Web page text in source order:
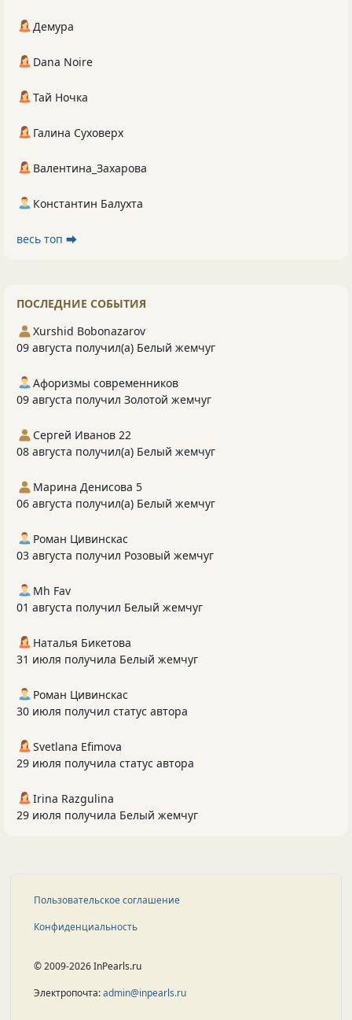
Демура
Dana Noire
Тай Ночка
Галина Суховерх
Валентина_Захарова
Константин Балухта
весь топ ⮕
ПОСЛЕДНИЕ СОБЫТИЯ
Xurshid Bobonazarov
09 августа получил(а) Белый жемчуг
Афоризмы современников
09 августа получил Золотой жемчуг
Сергей Иванов 22
08 августа получил(а) Белый жемчуг
Марина Денисова 5
06 августа получил(а) Белый жемчуг
Роман Цивинскас
03 августа получил Розовый жемчуг
Mh Fav
01 августа получил Белый жемчуг
Наталья Бикетова
31 июля получила Белый жемчуг
Роман Цивинскас
30 июля получил статус автора
Svetlana Efimova
29 июля получила статус автора
Irina Razgulina
29 июля получила Белый жемчуг
Пользовательское соглашение
Конфиденциальность
© 2009-2026 InPearls.ru
Электропочта:admin@inpearls.ru